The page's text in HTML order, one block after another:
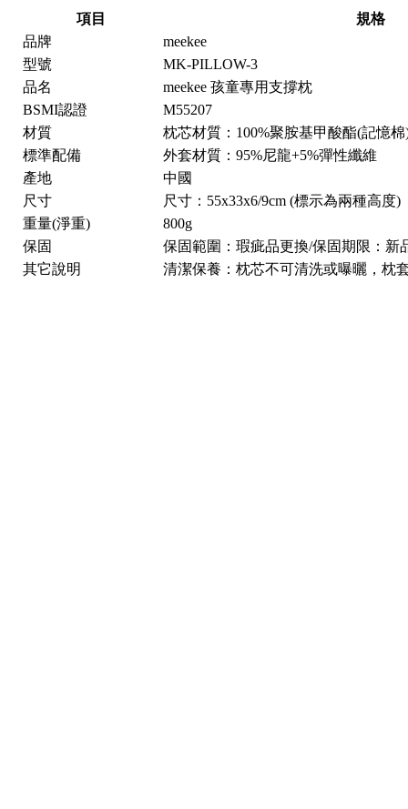
項目
規格
品牌
meekee
型號
MK-PILLOW-3
品名
meekee 孩童專用支撐枕
BSMI認證
M55207
材質
枕芯材質：100%聚胺基甲酸酯(記憶
標準配備
外套材質：95%尼龍+5%彈性纖維
產地
中國
尺寸
尺寸：55x33x6/9cm (標示為兩種高度)
重量(淨重)
800g
保固
保固範圍：瑕疵品更換/保固期限：新
其它說明
清潔保養：枕芯不可清洗或曝曬，枕